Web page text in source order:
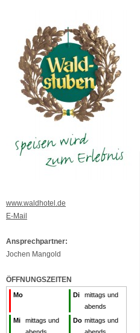
www.waldhotel.de
E-Mail
Ansprechpartner:
Jochen Mangold
ÖFFNUNGSZEITEN
Mo Di
mittags und
abends
Mi
mittags und
Do mittags und